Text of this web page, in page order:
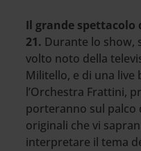
Il grande
21. Durante lo show,
volto noto della
Militello, e di una live
l’Orchestra Frattini,
porteranno sul palco
originali che vi
interpretare il tema